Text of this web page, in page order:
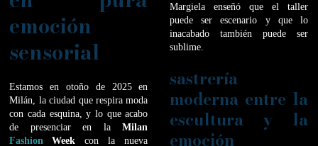
emoción
sensorial
Estamos en otoño de 2025 en
Milán, la ciudad que respira moda
con cada esquina, y lo que acabo
de presenciar en laMilan
Fashion Week con la nueva
Margiela enseñó que el taller
puede ser escenario y que lo
inacabado también puede ser
sublime.
sastrería
moderna entre la
escultura y la
emoción